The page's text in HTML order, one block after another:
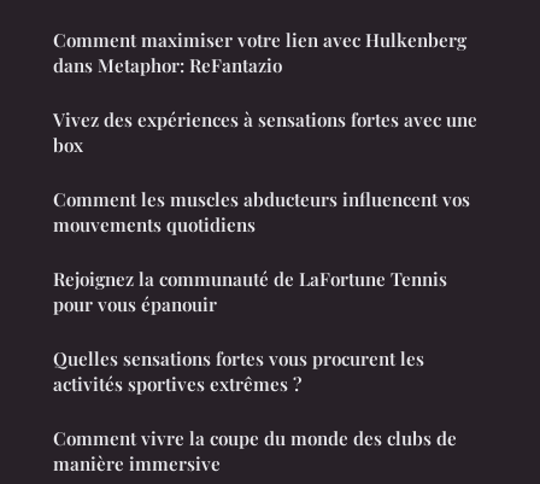
Comment maximiser votre lien avec Hulkenberg
dans Metaphor: ReFantazio
Vivez des expériences à sensations fortes avec une
box
Comment les muscles abducteurs influencent vos
mouvements quotidiens
Rejoignez la communauté de LaFortune Tennis
pour vous épanouir
Quelles sensations fortes vous procurent les
activités sportives extrêmes ?
Comment vivre la coupe du monde des clubs de
manière immersive